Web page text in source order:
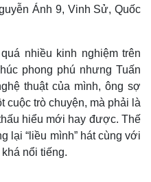
Ánh 9, Vinh Sử, Quốc
nhiều kinh nghiệm trên
phong phú nhưng Tuấn
thuật của mình, ông sợ
cuộc trò chuyện, mà phải là
hiểu mới hay được. Thế
lại “liều mình” hát cùng với
nổi tiếng.